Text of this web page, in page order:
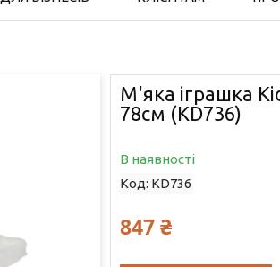
М'яка іграшка
78см (KD736)
В наявності
Код: KD736
847 ₴